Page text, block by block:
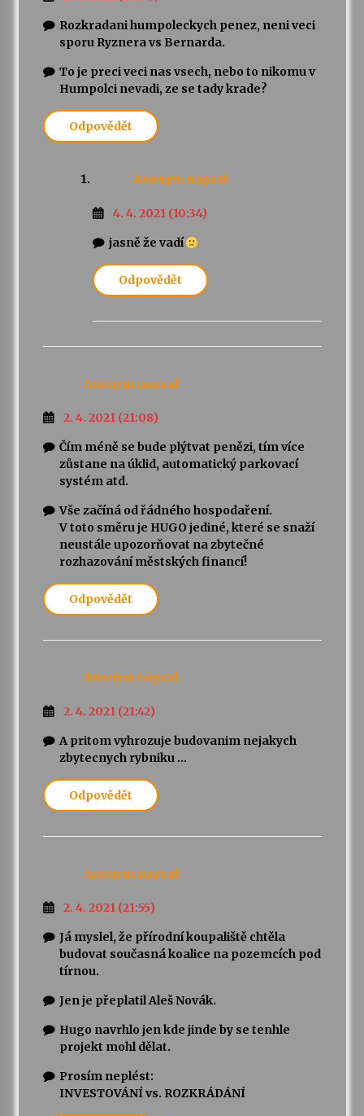
Rozkradani humpoleckych penez, neni veci
sporu Ryznera vs Bernarda.
To je preci veci nas vsech, nebo to nikomu v
Humpolci nevadi, ze se tady krade?
Odpovědět
Anonym napsal:
4. 4. 2021 (10:34)
jasně že vadí
Odpovědět
Anonym napsal:
2. 4. 2021 (21:08)
Čím méně se bude plýtvat penězi, tím více
zůstane na úklid, automatický parkovací
systém atd.
Vše začíná od řádného hospodaření.
V toto směru je HUGO jediné, které se snaží
neustále upozorňovat na zbytečné
rozhazování městských financí!
Odpovědět
Anonym napsal:
2. 4. 2021 (21:42)
A pritom vyhrozuje budovanim nejakych
zbytecnych rybniku …
Odpovědět
Anonym napsal:
2. 4. 2021 (21:55)
Já myslel, že přírodní koupaliště chtěla
budovat současná koalice na pozemcích pod
tírnou.
Jen je přeplatil Aleš Novák.
Hugo navrhlo jen kde jinde by se tenhle
projekt mohl dělat.
Prosím neplést:
INVESTOVÁNÍ vs. ROZKRÁDÁNÍ